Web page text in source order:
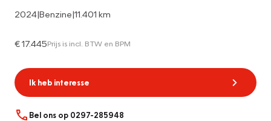
2024|Benzine|11.401 km
€ 17.445Prijs is incl. BTW en BPM
Ik heb interesse
Bel ons op 0297-285948